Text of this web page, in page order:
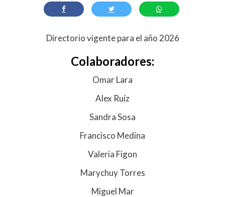
Directorio vigente para el año 2026
Colaboradores:
Omar Lara
Alex Ruíz
Sandra Sosa
Francisco Medina
Valeria Figon
Marychuy Torres
Miguel Mar